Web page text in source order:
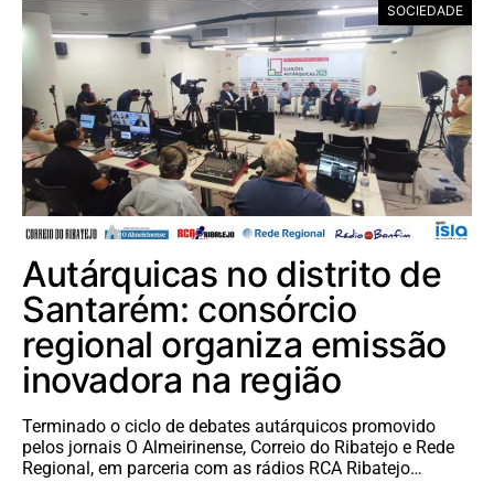
SOCIEDADE
Autárquicas no distrito de
Santarém: consórcio
regional organiza emissão
inovadora na região
Terminado o ciclo de debates autárquicos promovido
pelos jornais O Almeirinense, Correio do Ribatejo e Rede
Regional, em parceria com as rádios RCA Ribatejo…